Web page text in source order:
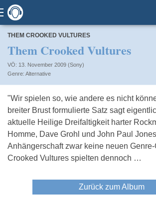
THEM CROOKED VULTURES
Them Crooked Vultures
VÖ: 13. November 2009 (Sony)
Alternative
"Wir spielen so, wie andere es nicht
breiter Brust formulierte Satz sagt
aktuelle Heilige Dreifaltigkeit harter
Homme, Dave Grohl und John Paul
Anhängerschaft zwar keine neuen
Crooked Vultures spielten dennoch …
Zurück zum Album